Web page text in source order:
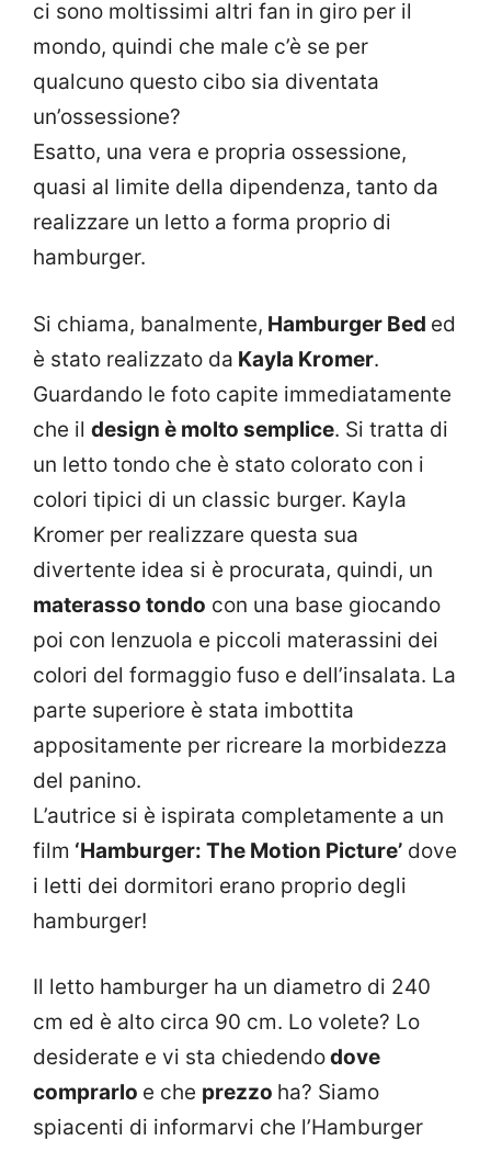
ci sono moltissimi altri fan in giro per il
mondo, quindi che male c’è se per
qualcuno questo cibo sia diventata
un’ossessione?
Esatto, una vera e propria ossessione,
quasi al limite della dipendenza, tanto da
realizzare un letto a forma proprio di
hamburger.
Si chiama, banalmente, Hamburger Bed ed
è stato realizzato da Kayla Kromer.
Guardando le foto capite immediatamente
che il design è molto semplice. Si tratta di
un letto tondo che è stato colorato con i
colori tipici di un classic burger. Kayla
Kromer per realizzare questa sua
divertente idea si è procurata, quindi, un
materasso tondo con una base giocando
poi con lenzuola e piccoli materassini dei
colori del formaggio fuso e dell’insalata. La
parte superiore è stata imbottita
appositamente per ricreare la morbidezza
del panino.
L’autrice si è ispirata completamente a un
film ‘Hamburger: The Motion Picture’ dove
i letti dei dormitori erano proprio degli
hamburger!
Il letto hamburger ha un diametro di 240
cm ed è alto circa 90 cm. Lo volete? Lo
desiderate e vi sta chiedendodove
comprarlo e che prezzo ha? Siamo
spiacenti di informarvi che l’Hamburger